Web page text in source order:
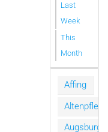
Last
Week
This
Month
Affing
Altenpflege
Augsburg